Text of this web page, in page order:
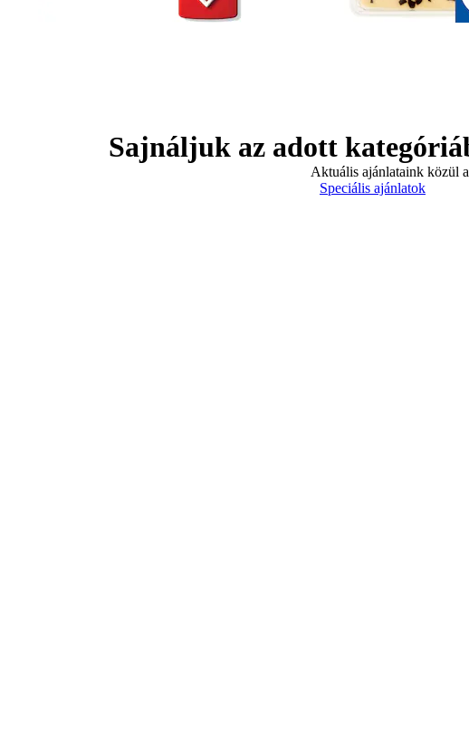
Sajnáljuk az adott
Aktuális ajánlataink közül
Speciális ajánlatok